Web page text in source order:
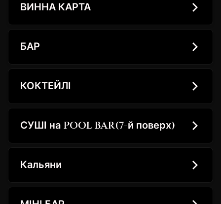
ВИННА КАРТА
БАР
КОКТЕЙЛІ
СУШІ на POOL BAR(7-й поверх)
Кальяни